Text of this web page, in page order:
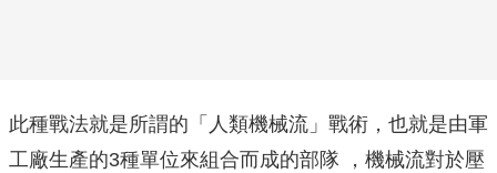
此種戰法就是所謂的「人類機械流」戰術，也就是由軍
工廠生產的3種單位來組合而成的部隊 ，機械流對於壓